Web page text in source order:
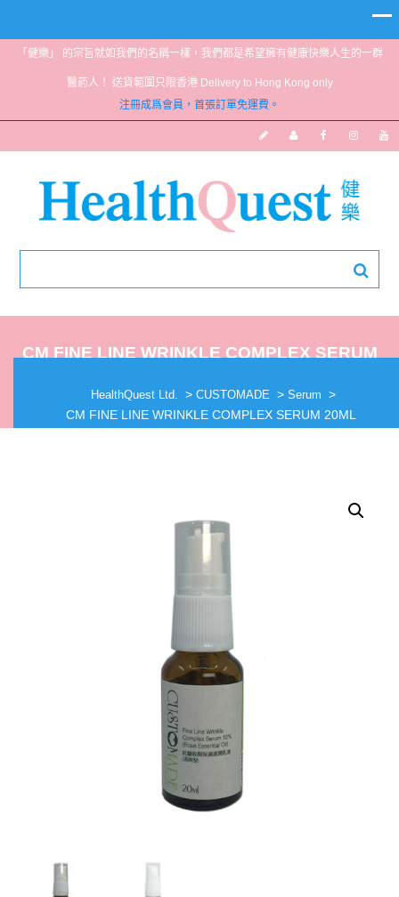
「健樂」 的宗旨就如我們的名稱一樣，我們都是希望擁有健康快樂人生的一群
醫葯人！ 送貨範圍只限香港 Delivery to Hong Kong only
注冊成爲會員，首張訂單免運費。
CM FINE LINE WRINKLE COMPLEX SERUM
HealthQuest Ltd. > CUSTOMADE > Serum >
CM FINE LINE WRINKLE COMPLEX SERUM 20ML